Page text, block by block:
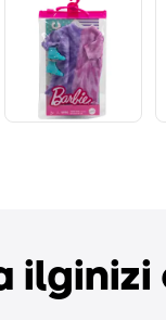
ilginizi